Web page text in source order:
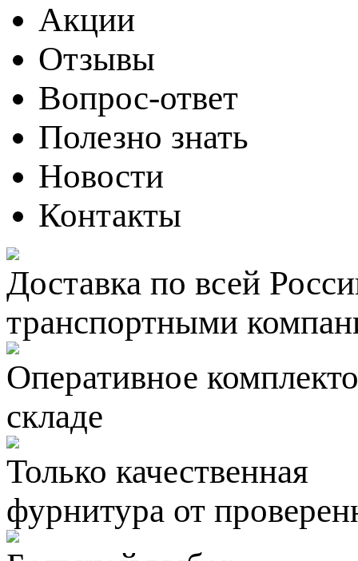
Акции
Отзывы
Вопрос-ответ
Полезно знать
Новости
Контакты
Доставка по всей
транспортными
Оперативное
складе
Только качественная
фурнитура от